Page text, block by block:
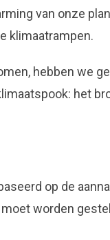
van onze
klimaatrampen.
hebben we
het
op de
worden